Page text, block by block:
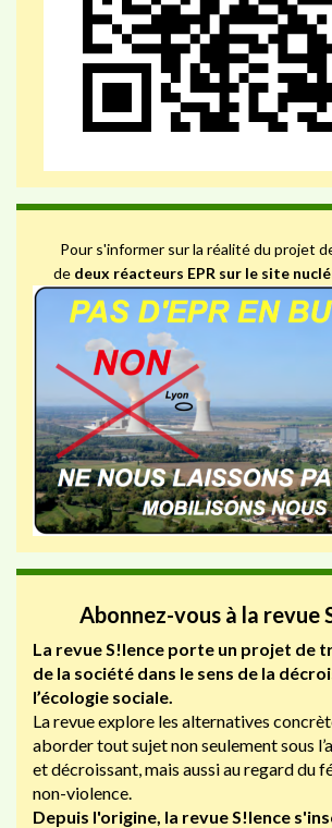
Pour s'informer sur la réalité du projet
de deux réacteurs EPR sur le site
Abonnez-vous à la revue
La revue S!lence porte un projet de
de la société dans le sens de la
l’écologie sociale.
La revue explore les alternatives
aborder tout sujet non seulement sous
et décroissant, mais aussi au regard du
non-violence.
Depuis l'origine, la revue S!lence